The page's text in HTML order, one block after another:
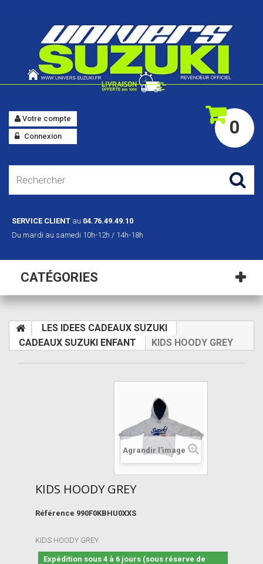
0
Votre compte
Connexion
SERVICE CLIENT au 04.76.49.49.10
Du mardi au samedi 10h-12h / 14h-18h
CATÉGORIES
LES IDEES CADEAUX SUZUKI
CADEAUX SUZUKI ENFANT
KIDS HOODY GREY
Agrandir l'image
KIDS HOODY GREY
Référence 990F0KBHU0XXS
KIDS HOODY GREY
Expédition sous 4 à 6 jours (sous réserve de